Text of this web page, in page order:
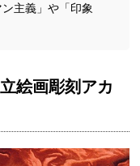
主義」や「印象
絵画彫刻アカ